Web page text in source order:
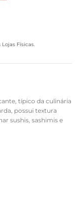
Físicas.
típico da culinária
possui textura
sushis, sashimis e